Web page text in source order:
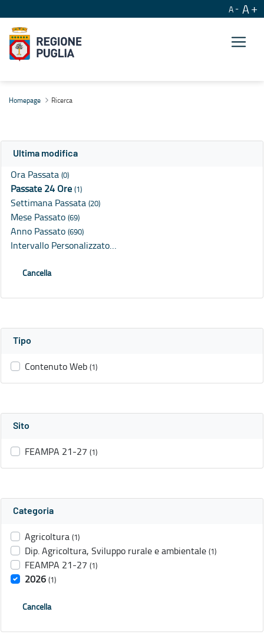
A A
Homepage Ricerca
Ultima modifica
Ora Passata (0)
Passate 24 Ore (1)
Settimana Passata (20)
Mese Passato (69)
Anno Passato (690)
Intervallo Personalizzato…
Cancella
Tipo
Contenuto Web (1)
Sito
FEAMPA 21-27 (1)
Categoria
Agricoltura (1)
Dip. Agricoltura, Sviluppo rurale e ambientale (1)
FEAMPA 21-27 (1)
2026 (1)
Cancella